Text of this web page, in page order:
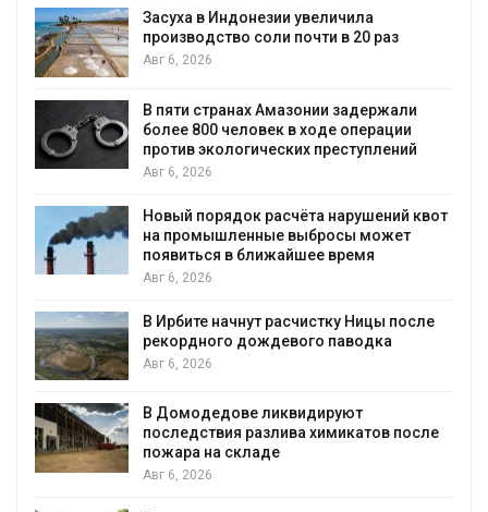
Засуха в Индонезии увеличила
производство соли почти в 20 раз
Авг 6, 2026
В пяти странах Амазонии задержали
более 800 человек в ходе операции
против экологических преступлений
Авг 6, 2026
Новый порядок расчёта нарушений квот
на промышленные выбросы может
появиться в ближайшее время
Авг 6, 2026
В Ирбите начнут расчистку Ницы после
рекордного дождевого паводка
Авг 6, 2026
В Домодедове ликвидируют
последствия разлива химикатов после
пожара на складе
Авг 6, 2026